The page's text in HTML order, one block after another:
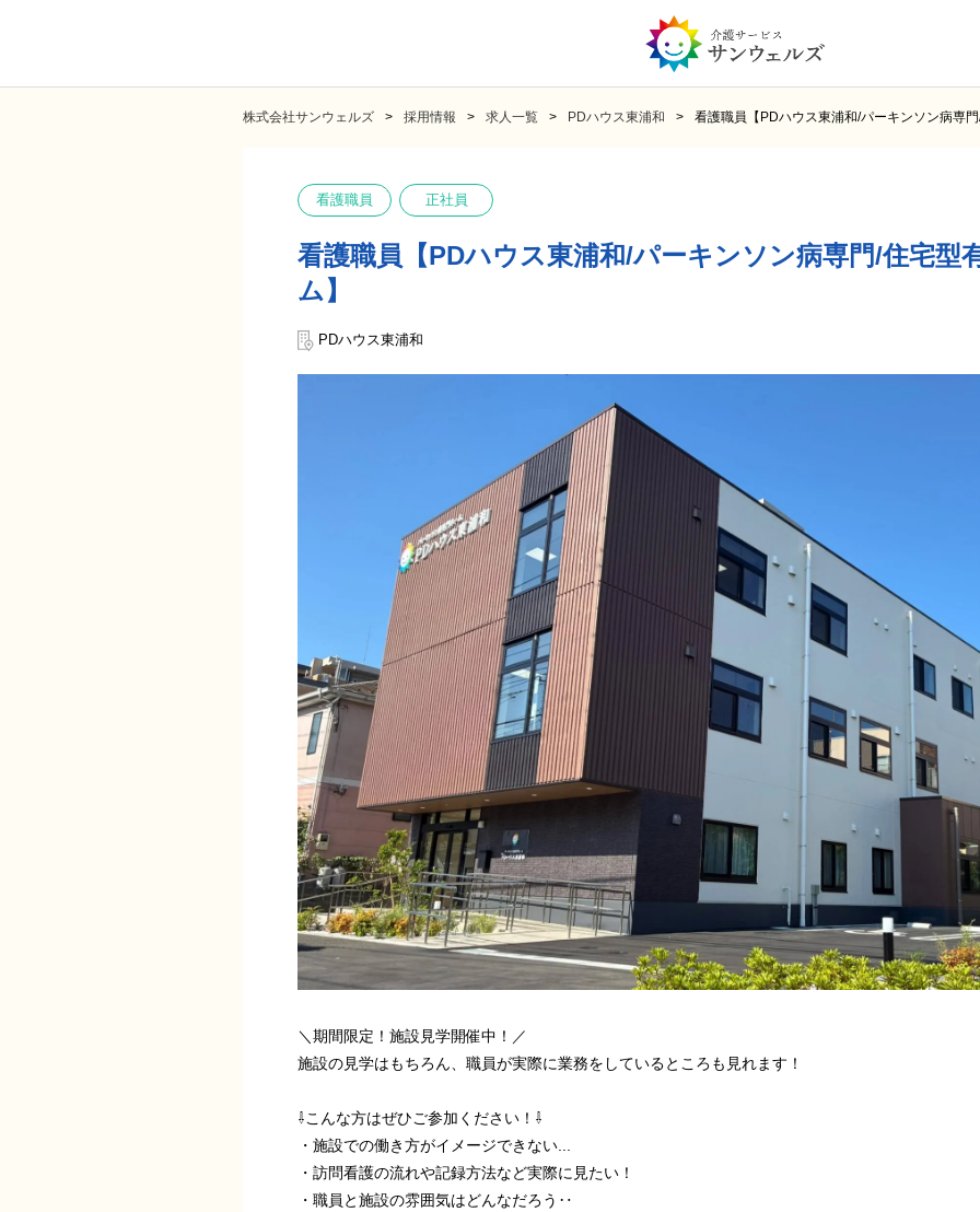
株式会社サンウェルズ 採用情報 求人一覧 PDハウス東浦和 看護職員【PDハウス東浦和/パーキンソン病専
看護職員 正社員
看護職員【PDハウス東浦和/パーキンソン病専門/住宅型
ム】
PDハウス東浦和
＼期間限定！施設見学開催中！／
施設の見学はもちろん、職員が実際に業務をしているところも見れます！
⇩こんな方はぜひご参加ください！⇩
・施設での働き方がイメージできない...
・訪問看護の流れや記録方法など実際に見たい！
・職員と施設の雰囲気はどんなだろう‥